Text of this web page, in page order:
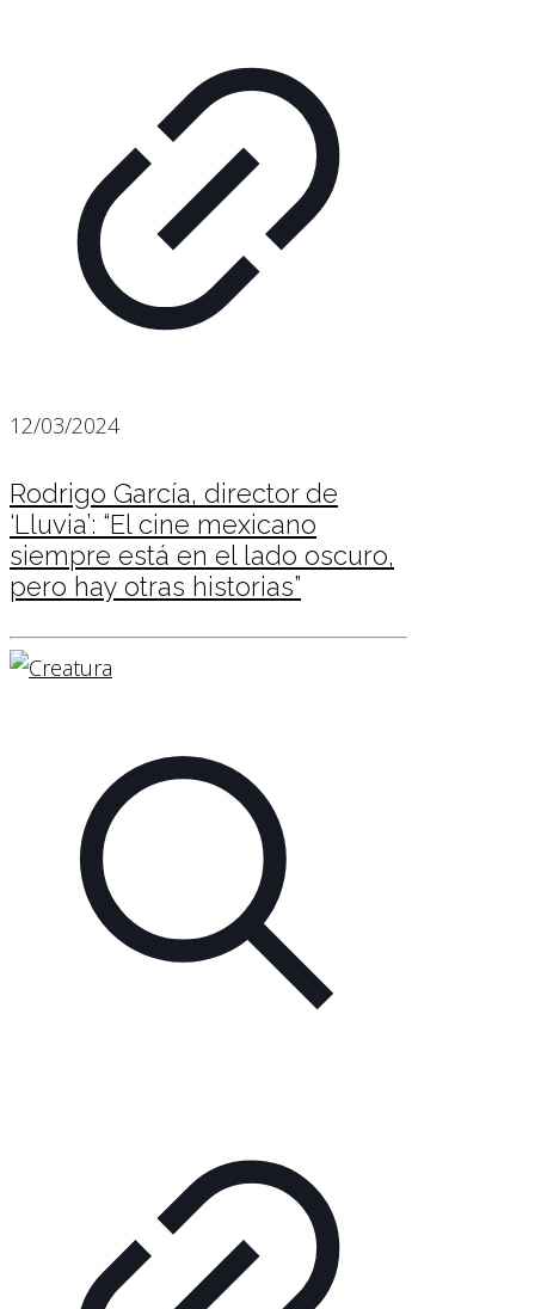
12/03/2024
Rodrigo García, director de
‘Lluvia’: “El cine mexicano
siempre está en el lado oscuro,
pero hay otras historias”